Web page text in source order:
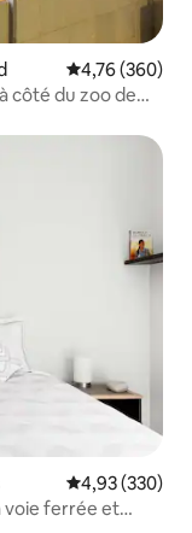
Évaluation
4,76 (360)
côté du zoo de
Évaluation
4,93 (330)
voie ferrée et